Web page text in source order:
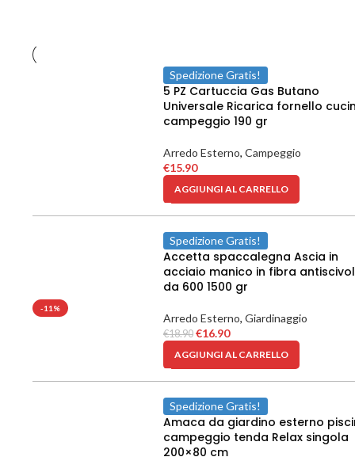
Spedizione Gratis!
5 PZ Cartuccia Gas Butano
Universale Ricarica fornello
campeggio 190 gr
Arredo Esterno, Campeggio
€15.90
AGGIUNGI AL CARRELLO
-11%
Spedizione Gratis!
Accetta spaccalegna Ascia in
acciaio manico in fibra
da 600 1500 gr
Arredo Esterno, Giardinaggio
€18.90 €16.90
AGGIUNGI AL CARRELLO
Spedizione Gratis!
Amaca da giardino esterno
campeggio tenda Relax singola
200×80 cm